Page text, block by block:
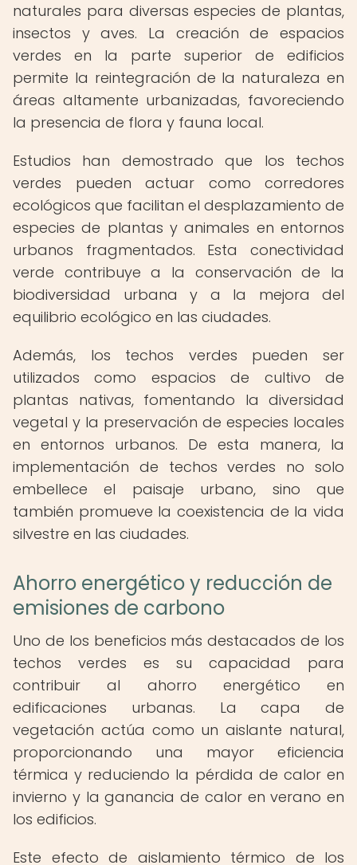
naturales para diversas especies de plantas,
insectos y aves. La creación de espacios
verdes en la parte superior de edificios
permite la reintegración de la naturaleza en
áreas altamente urbanizadas, favoreciendo
la presencia de flora y fauna local.
Estudios han demostrado que los techos
verdes pueden actuar como corredores
ecológicos que facilitan el desplazamiento de
especies de plantas y animales en entornos
urbanos fragmentados. Esta conectividad
verde contribuye a la conservación de la
biodiversidad urbana y a la mejora del
equilibrio ecológico en las ciudades.
Además, los techos verdes pueden ser
utilizados como espacios de cultivo de
plantas nativas, fomentando la diversidad
vegetal y la preservación de especies locales
en entornos urbanos. De esta manera, la
implementación de techos verdes no solo
embellece el paisaje urbano, sino que
también promueve la coexistencia de la vida
silvestre en las ciudades.
Ahorro energético y reducción de
emisiones de carbono
Uno de los beneficios más destacados de los
techos verdes es su capacidad para
contribuir al ahorro energético en
edificaciones urbanas. La capa de
vegetación actúa como un aislante natural,
proporcionando una mayor eficiencia
térmica y reduciendo la pérdida de calor en
invierno y la ganancia de calor en verano en
los edificios.
Este efecto de aislamiento térmico de los